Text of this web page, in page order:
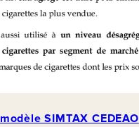
SIMTAX CEDEAO